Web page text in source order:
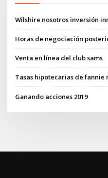
Wilshire nosotros inversión
Horas de negociación
Venta en línea del club sams
Tasas hipotecarias de fannie
Ganando acciones 2019